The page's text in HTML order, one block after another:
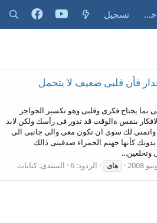
تسجيل الدخول تسجيل
فأن قلبى ضعيف لا يتحمل
بما يجتاح فكرى وقلبى وهو تكسير الجواجز
بنفس ةالوقت قد تدور فى رأسك ولكن لابد
واتمنى لك سوى ان تكون معى والى جانبى الى
بدونك كأنها حهنم الحمراء صدقينى ذالك
هاى الردود: 6 المنتدى: كتابات